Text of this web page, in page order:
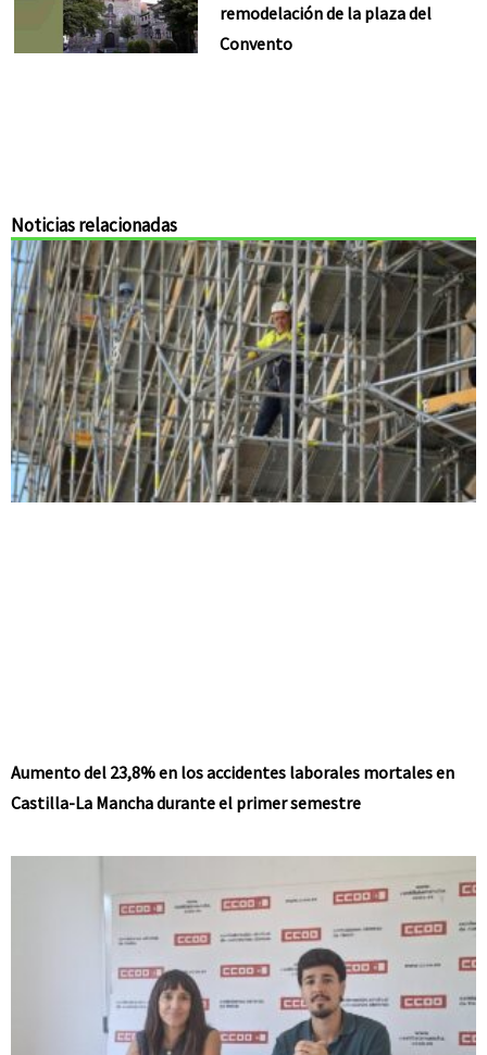
remodelación de la plaza del
Convento
Noticias relacionadas
Aumento del 23,8% en los accidentes laborales mortales en
Castilla-La Mancha durante el primer semestre